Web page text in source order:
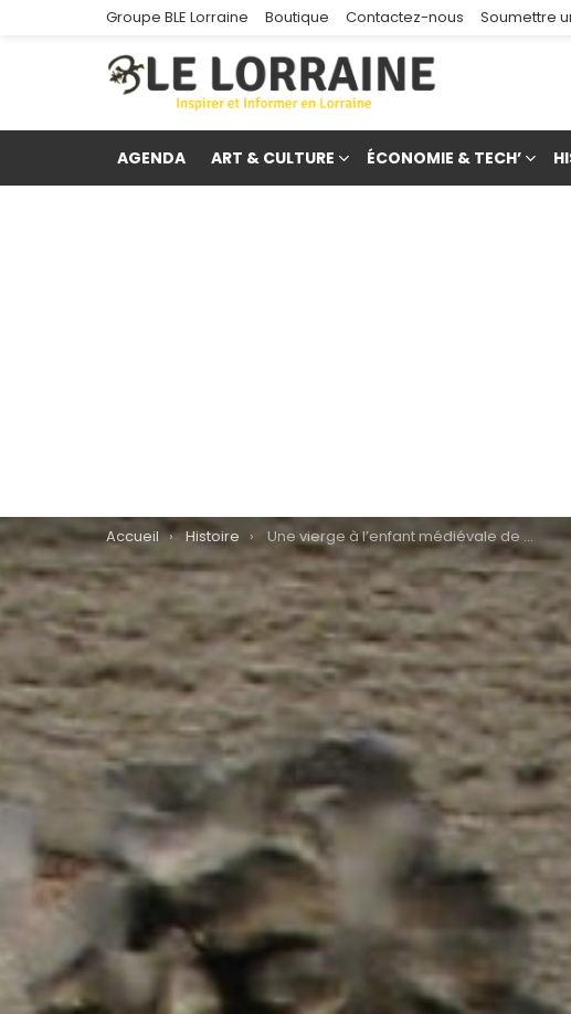
Groupe BLE Lorraine Boutique Contactez-nous Soumettre
AGENDA ART & CULTURE ÉCONOMIE & TECH’
You are here:
Accueil Histoire Une vierge à l’enfant médiévale de Châtenois exposée à New York